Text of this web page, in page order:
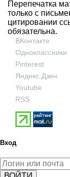
Перепечатка
только с
цитировании
обязательна.
ВКонтакте
Одноклассники
Pinterest
Яндекс Дзен
Youtube
RSS
Вход